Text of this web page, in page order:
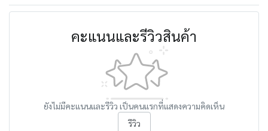
คะแนนและรีวิวสินค้า
ยังไม่มีคะแนนและรีวิว เป็นคนแรกที่แสดงความคิดเห็น
รีวิว